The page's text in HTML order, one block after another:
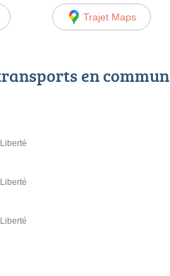
Trajet Maps
en commun